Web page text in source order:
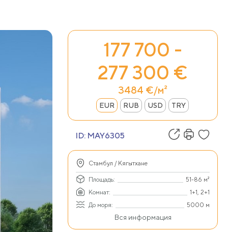
177 700 -
277 300 €
3484 €/м²
EUR RUB USD TRY
ID: MAY6305
Стамбул / Кягытхане
Площадь:
51-86 м²
Комнат:
1+1, 2+1
До моря:
5000 м
Вся информация